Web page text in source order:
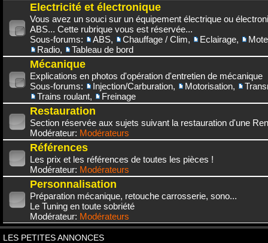
Electricité et électronique
Vous avez un souci sur un équipement électrique ou
ABS... Cette rubrique vous est réservée...
Sous-forums:
ABS, Chauffage / Clim, Eclairage,
Radio, Tableau de bord
Mécanique
Explications en photos d'opération d'entretien de mécanique
Sous-forums:
Injection/Carburation, Motorisation,
Trains roulant, Freinage
Restauration
Section réservée aux sujets suivant la restauration d'une
Modérateur: Modérateurs
Références
Les prix et les références de toutes les pièces !
Modérateur: Modérateurs
Personnalisation
Préparation mécanique, retouche carrosserie, sono...
Le Tuning en toute sobriété
Modérateur: Modérateurs
LES PETITES ANNONCES